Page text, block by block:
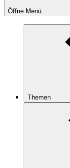
Öffne Menü
Themen